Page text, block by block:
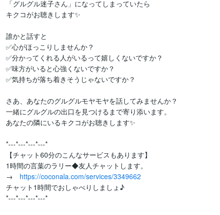
「グルグル迷子さん」になってしまっていたら
キクコがお聴きします✨
誰かと話すと
✅心がほっこりしませんか？
✅分かってくれる人がいるって嬉しくないですか？
✅味方がいると心強くないですか？
✅気持ちが落ち着きそうじゃないですか？
さあ、あなたのグルグルモヤモヤを話してみませんか？
一緒にグルグルの出口を見つけるまで寄り添います。
あなたの隣にいるキクコがお聴きします✨
*---*---*---*---*
【チャット60分のこんなサービスもあります】
1時間の言葉のラリー◆友人チャットします。
→ https://coconala.com/services/3349662
チャット1時間でおしゃべりしましょ♪
*---*---*---*---*